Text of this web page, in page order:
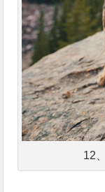
12